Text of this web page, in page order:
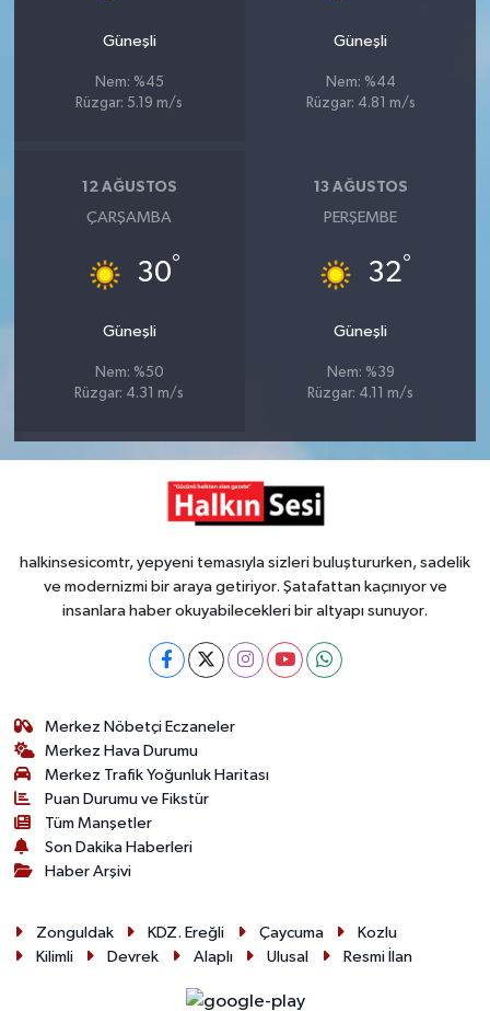
Güneşli
Nem: %45
Rüzgar: 5.19 m/s
Güneşli
Nem: %44
Rüzgar: 4.81 m/s
12 AĞUSTOS
ÇARŞAMBA
30°
Güneşli
Nem: %50
Rüzgar: 4.31 m/s
13 AĞUSTOS
PERŞEMBE
32°
Güneşli
Nem: %39
Rüzgar: 4.11 m/s
halkinsesicomtr, yepyeni temasıyla sizleri buluştururken, sadelik
ve modernizmi bir araya getiriyor. Şatafattan kaçınıyor ve
insanlara haber okuyabilecekleri bir altyapı sunuyor.
Merkez Nöbetçi Eczaneler
Merkez Hava Durumu
Merkez Trafik Yoğunluk Haritası
Puan Durumu ve Fikstür
Tüm Manşetler
Son Dakika Haberleri
Haber Arşivi
Zonguldak KDZ. Ereğli Çaycuma
Kozlu
Kilimli
Devrek Alaplı Ulusal Resmi İlan